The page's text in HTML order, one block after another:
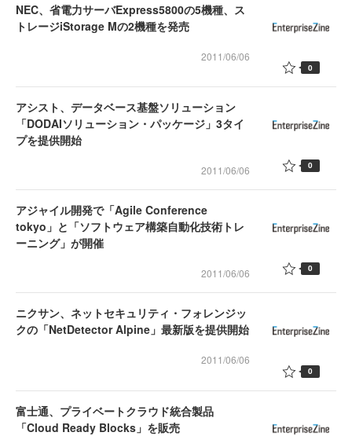
NEC、省電力サーバExpress5800の5機種、ス
トレージiStorage Mの2機種を発売
2011/06/06
0
アシスト、データベース基盤ソリューション
「DODAIソリューション・パッケージ」3タイ
プを提供開始
2011/06/06 0
アジャイル開発で「Agile Conference
tokyo」と「ソフトウェア構築自動化技術トレ
ーニング」が開催
2011/06/06 0
ニクサン、ネットセキュリティ・フォレンジッ
クの「NetDetector Alpine」最新版を提供開始
2011/06/06
0
富士通、プライベートクラウド統合製品
「Cloud Ready Blocks」を販売